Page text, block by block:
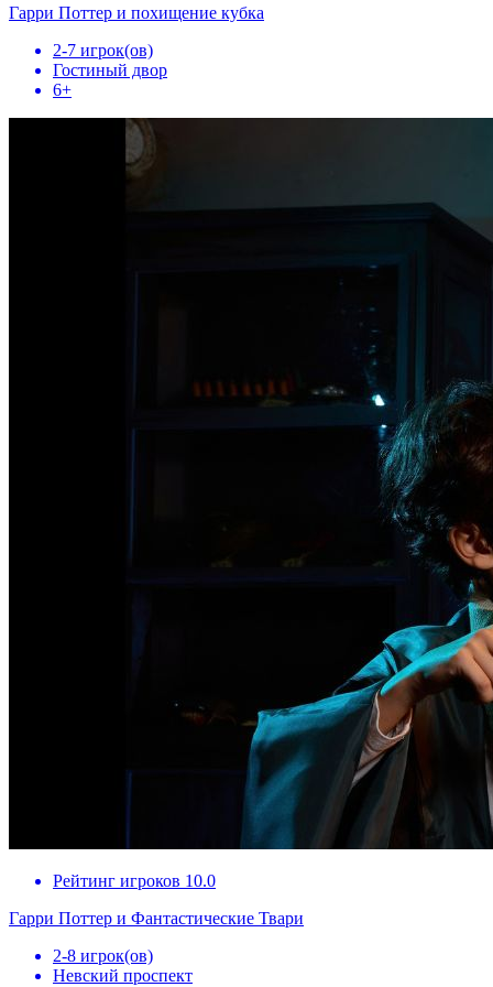
Гарри Поттер и похищение кубка
2-7 игрок(ов)
Гостиный двор
6+
Рейтинг игроков 10.0
Гарри Поттер и Фантастические Твари
2-8 игрок(ов)
Невский проспект